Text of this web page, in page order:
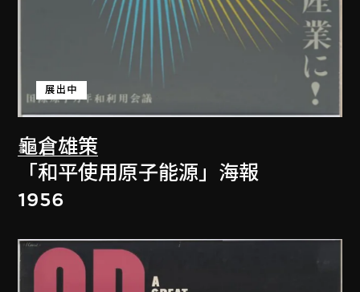
龜倉雄策
展出中
「和平使用原子能源」海報
1956